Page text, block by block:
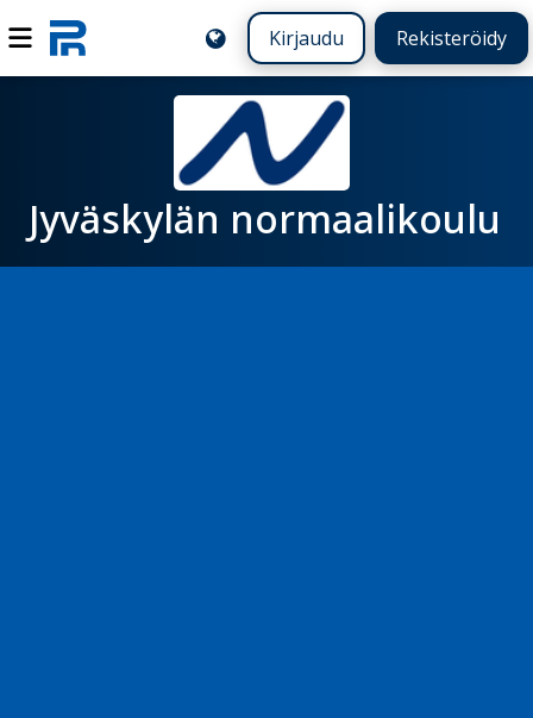
Kirjaudu Rekisteröidy
Jyväskylän normaalikoulu